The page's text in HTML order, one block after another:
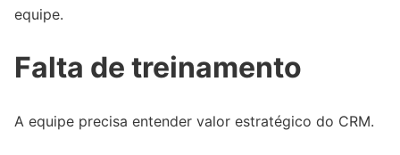
equipe.
Falta de treinamento
A equipe precisa entender valor estratégico do CRM.